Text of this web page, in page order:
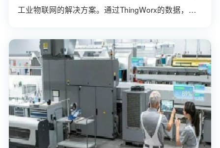
工业物联网的解决方案。通过ThingWorx的数据，使
产线的当前设置、性能、资产状态以及关键绩效指
标。操作员只需查看屏幕即可清晰了解生产线的运行
情况，评估有关因素，然后比较得出的数据与既定目
标。